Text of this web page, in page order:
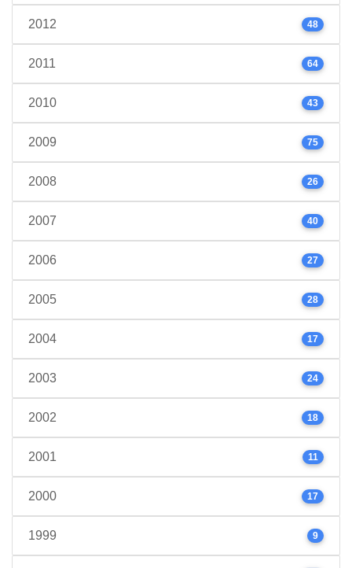
2012 48
2011 64
2010 43
2009 75
2008 26
2007 40
2006 27
2005 28
2004 17
2003 24
2002 18
2001 11
2000 17
1999 9